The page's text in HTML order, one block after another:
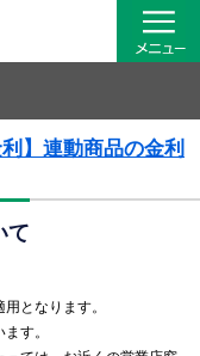
】連動商品の金利
て
となります。
す。